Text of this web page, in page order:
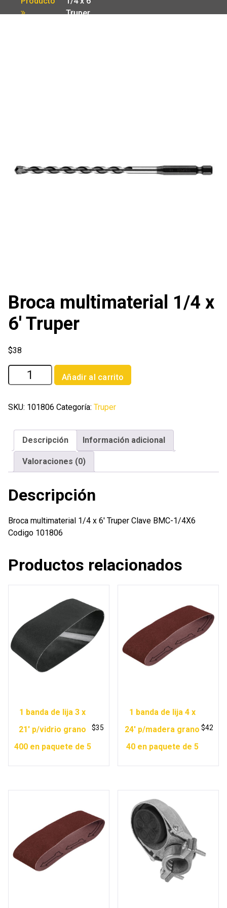
Truper
Broca multimaterial 1/4 x
6′ Truper
$38
Broca
multimaterial
x
Truper
cantidad
Añadir al carrito
SKU: 101806 Categoría: Truper
Descripción Información adicional
Valoraciones (0)
Descripción
Broca multimaterial 1/4 x 6′ Truper Clave BMC-1/4X6
Codigo 101806
Productos relacionados
1 banda de lija 3 x
21′ p/vidrio grano
400 en paquete de 5
$35
1 banda de lija 4 x
24′ p/madera grano
40 en paquete de 5
$42